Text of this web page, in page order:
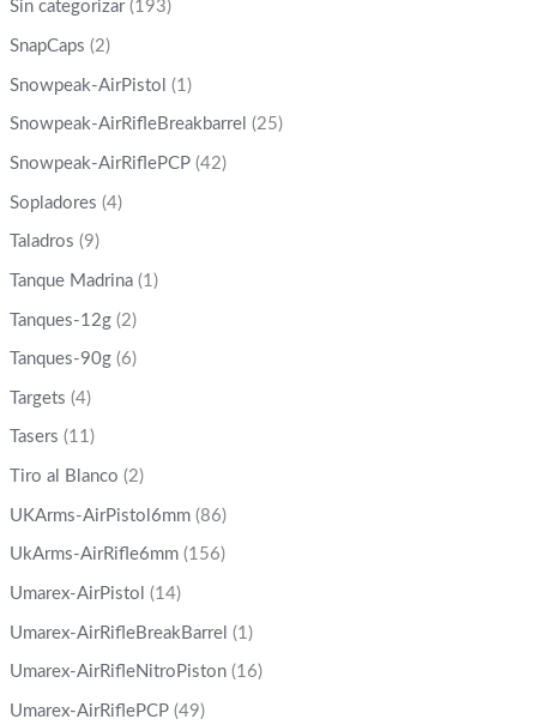
Sin categorizar (193)
SnapCaps (2)
Snowpeak-AirPistol (1)
Snowpeak-AirRifleBreakbarrel (25)
Snowpeak-AirRiflePCP (42)
Sopladores (4)
Taladros (9)
Tanque Madrina (1)
Tanques-12g (2)
Tanques-90g (6)
Targets (4)
Tasers (11)
Tiro al Blanco (2)
UKArms-AirPistol6mm (86)
UkArms-AirRifle6mm (156)
Umarex-AirPistol (14)
Umarex-AirRifleBreakBarrel (1)
Umarex-AirRifleNitroPiston (16)
Umarex-AirRiflePCP (49)